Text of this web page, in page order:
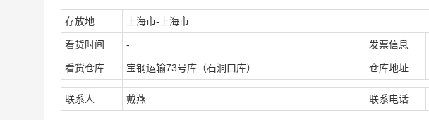
存放地 上海市-上海市
看货时间 - 发票信息
看货仓库 宝钢运输73号库（石洞口库） 仓库地址
联系人 戴燕 联系电话